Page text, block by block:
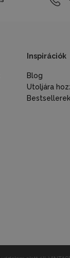
Inspirációk
Blog
Utoljára
Bestsellerek